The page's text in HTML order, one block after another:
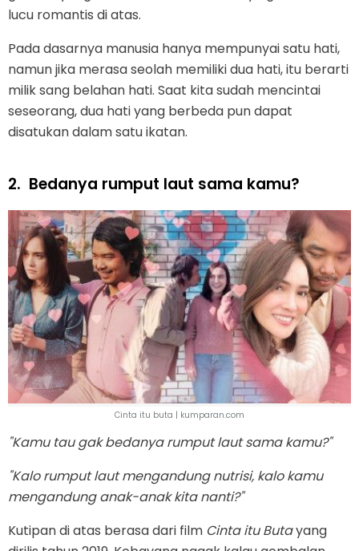
lucu romantis di atas.
Pada dasarnya manusia hanya mempunyai satu hati,
namun jika merasa seolah memiliki dua hati, itu berarti
milik sang belahan hati. Saat kita sudah mencintai
seseorang, dua hati yang berbeda pun dapat
disatukan dalam satu ikatan.
2. Bedanya rumput laut sama kamu?
Cinta itu buta | kumparan.com
"Kamu tau gak bedanya rumput laut sama kamu?"
"Kalo rumput laut mengandung nutrisi, kalo kamu
mengandung anak-anak kita nanti?"
Kutipan di atas berasa dari film Cinta itu Butayang